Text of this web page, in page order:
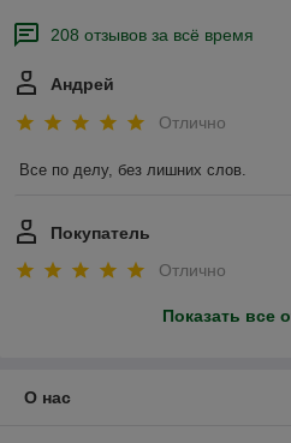
208 отзывов за всё время
Андрей
Отлично
Все по делу, без лишних слов.
Покупатель
Отлично
Показать все
О нас